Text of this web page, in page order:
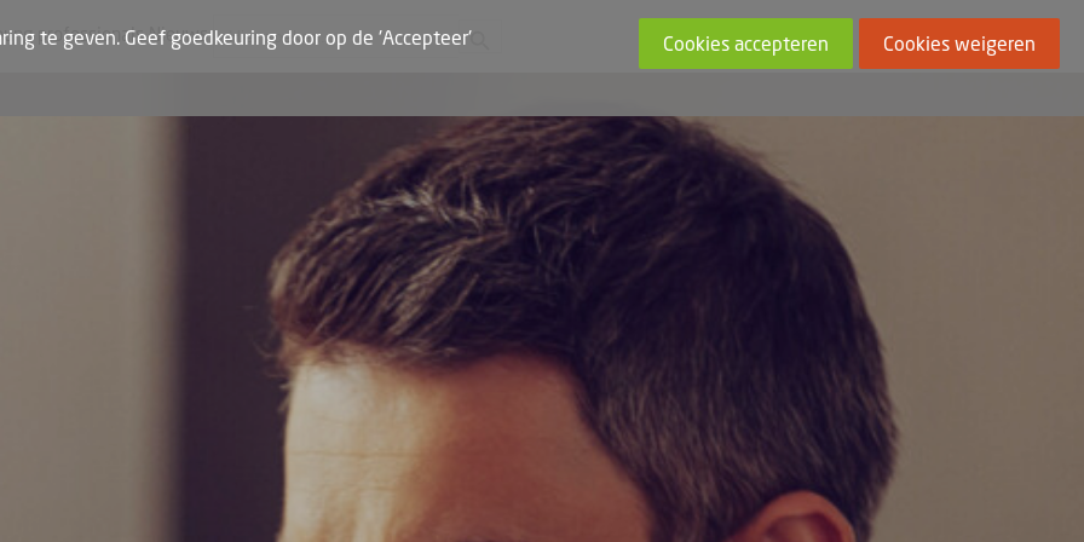
professionals Nieuws
te geven. Geef goedkeuring door op de 'Accepteer'
Cookies accepteren Cookies weigeren